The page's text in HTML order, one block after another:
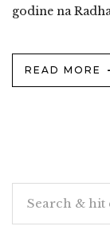
godine na
READ MORE